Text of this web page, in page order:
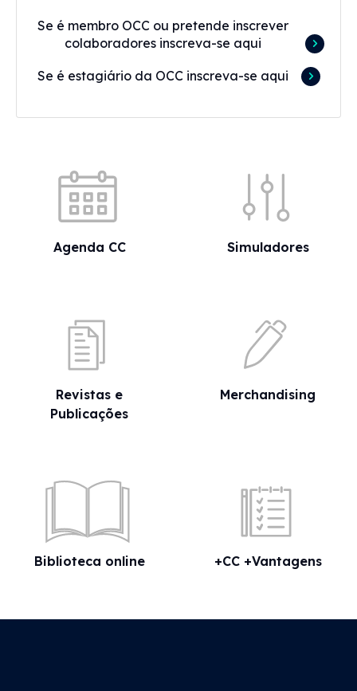
Se é membro OCC ou pretende inscrever
colaboradores inscreva-se aqui
Se é estagiário da OCC inscreva-se aqui
Agenda CC Simuladores
Revistas e
Publicações
Merchandising
Biblioteca online +CC +Vantagens